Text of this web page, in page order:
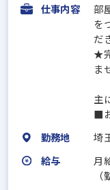
仕事内容
部
を
だ
★
ま
主
■
勤務地
埼
給与
月